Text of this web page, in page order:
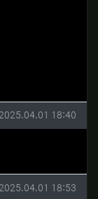
작성일
2025.04.01 18:40
작성일
2025.04.01 18:53